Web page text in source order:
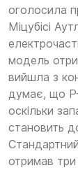
оголосила
Міцубісі
модель
вийшла з
думає, що P-
оскільки
становить
отримав три